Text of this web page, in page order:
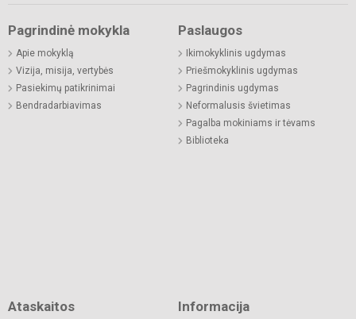
Pagrindinė mokykla
Apie mokyklą
Vizija, misija, vertybės
Pasiekimų patikrinimai
Bendradarbiavimas
Paslaugos
Ikimokyklinis ugdymas
Priešmokyklinis ugdymas
Pagrindinis ugdymas
Neformalusis švietimas
Pagalba mokiniams ir tėvams
Biblioteka
Ataskaitos Informacija